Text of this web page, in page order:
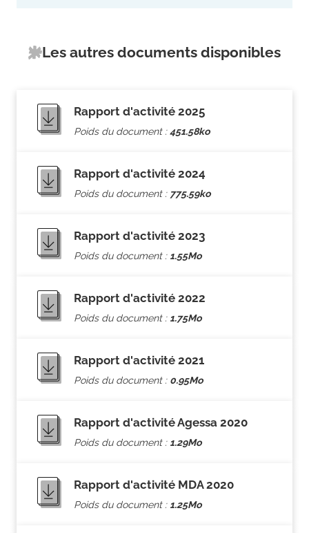
Les autres documents disponibles
Rapport d'activité 2025
Poids du document :451.58ko
Rapport d'activité 2024
Poids du document : 775.59ko
Rapport d'activité 2023
Poids du document : 1.55Mo
Rapport d'activité 2022
Poids du document : 1.75Mo
Rapport d'activité 2021
Poids du document : 0.95Mo
Rapport d'activité Agessa 2020
Poids du document : 1.29Mo
Rapport d'activité MDA 2020
Poids du document : 1.25Mo